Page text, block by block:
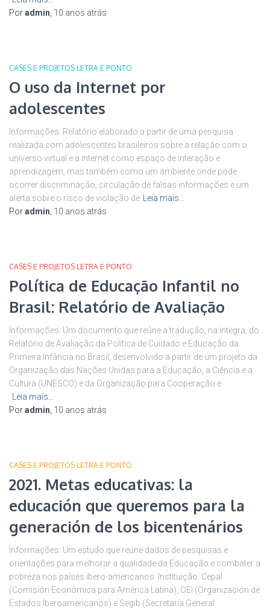
Poradmin 10 anos atrás
CASES E PROJETOS LETRA E PONTO
O uso da Internet por
adolescentes
Informações: Relatório elaborado a partir de uma pesquisa
realizada com adolescentes brasileiros sobre a relação com o
universo virtual e a internet como espaço de interação e
aprendizagem, mas também como um ambiente onde pode
ocorrer discriminação, circulação de falsas informações e um
alerta sobre o risco de violação de
Leia mais…
Poradmin 10 anos atrás
CASES E PROJETOS LETRA E PONTO
Política de Educação Infantil no
Brasil: Relatório de Avaliação
Informações: Um documento que reúne a tradução, na íntegra, do
Relatório de Avaliação da Política de Cuidado e Educação da
Primeira Infância no Brasil, desenvolvido a partir de um projeto da
Organização das Nações Unidas para a Educação, a Ciência e a
Cultura (UNESCO) e da Organização para Cooperação e
Leia mais…
Poradmin 10 anos atrás
CASES E PROJETOS LETRA E PONTO
2021. Metas educativas: la
educación que queremos para la
generación de los bicentenários
Informações: Um estudo que reúne dados de pesquisas e
orientações para melhorar a qualidade da Educação e combater a
pobreza nos países ibero-americanos. Instituição: Cepal
(Comisión Económica para América Latina), OEI (Organización de
Estados Iberoamericanos) e Segib (Secretaría General